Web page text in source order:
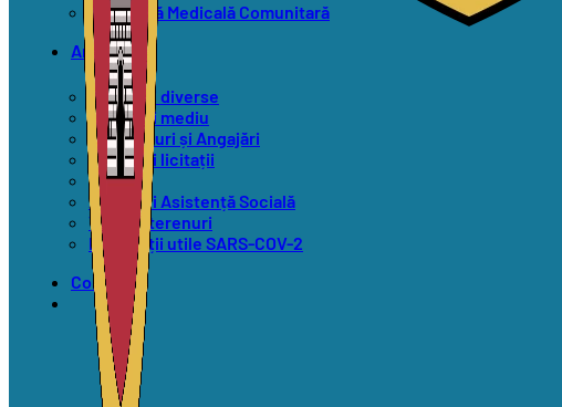
Asistență Medicală Comunitară
Anunțuri
Anunțuri diverse
Anunțuri mediu
Concursuri și Angajări
Anunțuri licitații
Alegeri
Anunțuri Asistență Socială
Vânzări terenuri
Informații utile SARS-COV-2
Contact